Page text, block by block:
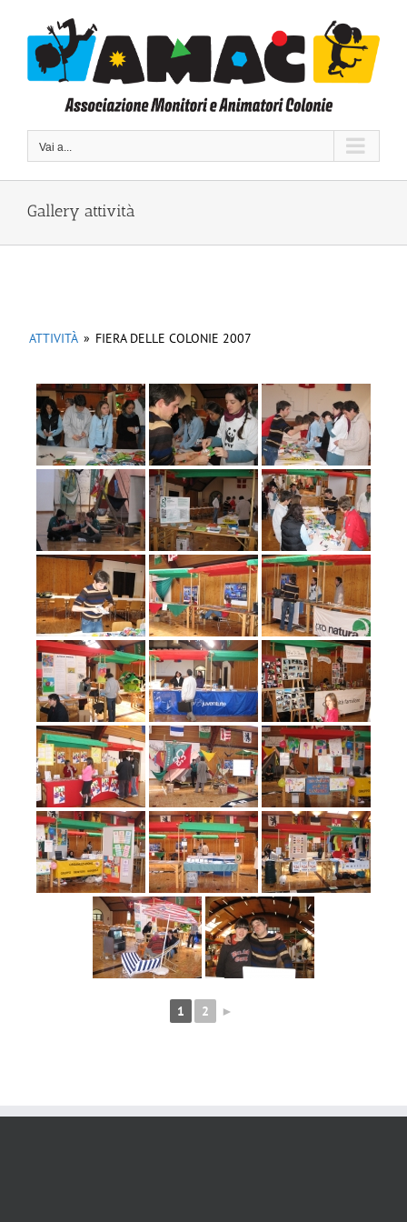
contenuto
Vai a...
Gallery attività
ATTIVITÀ » FIERA DELLE COLONIE 2007
1 2 ►